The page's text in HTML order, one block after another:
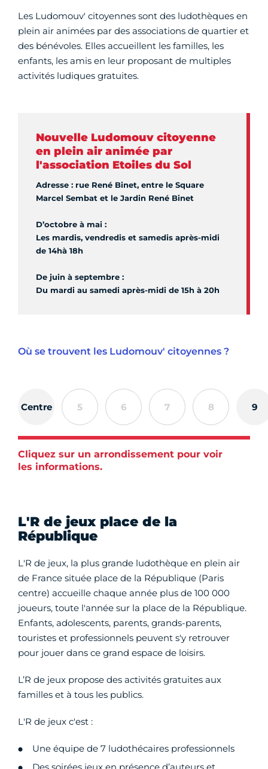
Les Ludomouv' citoyennes sont des ludothèques en
plein air animées par des associations de quartier et
des bénévoles. Elles accueillent les familles, les
enfants, les amis en leur proposant de multiples
activités ludiques gratuites.
Nouvelle Ludomouv citoyenne
en plein air animée par
l'association Etoiles du Sol
Adresse : rue René Binet, entre le Square
Marcel Sembat et le Jardin René Binet
D’octobre à mai :
Les mardis, vendredis et samedis après-midi
de 14hà 18h
De juin à septembre :
Du mardi au samedi après-midi de 15h à 20h
Où se trouvent les Ludomouv' citoyennes ?
Centre 5 6 7 8 9
Cliquez sur un arrondissement pour voir
les informations.
L'R de jeux place de la
République
L'R de jeux, la plus grande ludothèque en plein air
de France située place de la République (Paris
centre) accueille chaque année plus de 100 000
joueurs, toute l'année sur la place de la République.
Enfants, adolescents, parents, grands-parents,
touristes et professionnels peuvent s'y retrouver
pour jouer dans ce grand espace de loisirs.
L’R de jeux propose des activités gratuites aux
familles et à tous les publics.
L'R de jeux c'est :
Une équipe de 7 ludothécaires professionnels